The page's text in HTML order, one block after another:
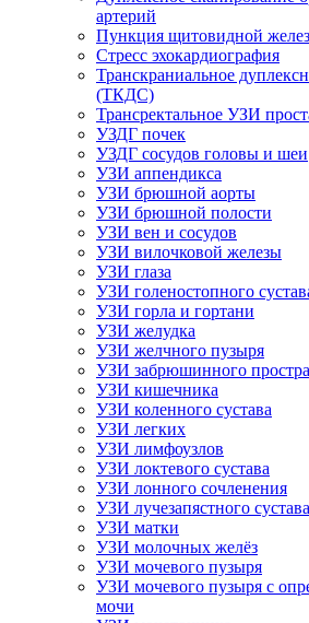
артерий
Пункция щитовидной
Стресс эхокардиография
Транскраниальное
(ТКДС)
Трансректальное УЗИ
УЗДГ почек
УЗДГ сосудов головы и шеи
УЗИ аппендикса
УЗИ брюшной аорты
УЗИ брюшной полости
УЗИ вен и сосудов
УЗИ вилочковой железы
УЗИ глаза
УЗИ голеностопного
УЗИ горла и гортани
УЗИ желудка
УЗИ желчного пузыря
УЗИ забрюшинного
УЗИ кишечника
УЗИ коленного сустава
УЗИ легких
УЗИ лимфоузлов
УЗИ локтевого сустава
УЗИ лонного сочленения
УЗИ лучезапястного сустава
УЗИ матки
УЗИ молочных желёз
УЗИ мочевого пузыря
УЗИ мочевого пузыря с
мочи